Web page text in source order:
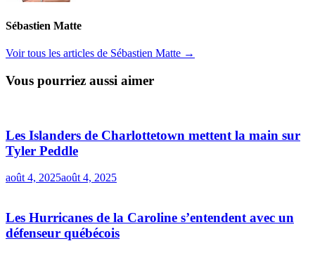
Sébastien Matte
Voir tous les articles de Sébastien Matte →
Vous pourriez aussi aimer
Les Islanders de Charlottetown mettent la main sur
Tyler Peddle
août 4, 2025août 4, 2025
Les Hurricanes de la Caroline s’entendent avec un
défenseur québécois